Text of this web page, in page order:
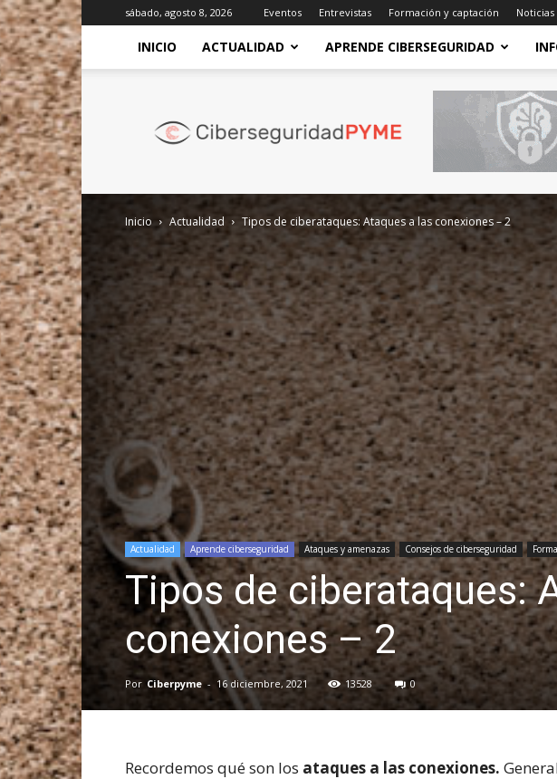
sábado, agosto 8, 2026 Eventos Entrevistas Formación y captación
INICIO ACTUALIDAD APRENDE CIBERSEGURIDAD
de
Ciberseguridad
de
la
Información
para
Empresas
y
Organismos
Públicos.
Inicio Actualidad Tipos de ciberataques: Ataques a las conexiones – 2
Actualidad Aprende ciberseguridad Ataques y amenazas Consejos de ciberseguridad
Tipos de ciberataques:
conexiones – 2
Por Ciberpyme - 16 diciembre, 2021 13528 0
Recordemos qué son los ataques a las conexiones.